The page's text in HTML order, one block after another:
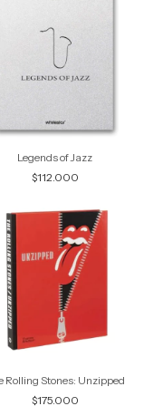
Legends of Jazz
$112.000
Rolling Stones: Unzipped
$175.000